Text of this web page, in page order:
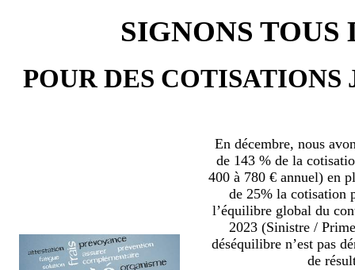
SIGNONS
POUR DES COTISATIONS
En décembre, nous
de 143 % de la
400 à 780 € annuel) en
de 25% la cotisation
l’équilibre global du
2023 (Sinistre /
déséquilibre n’est pas
de